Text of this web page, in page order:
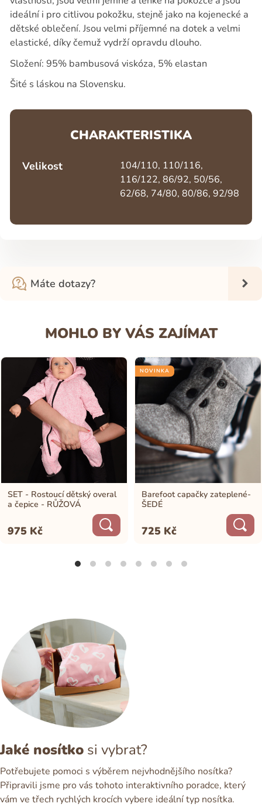
ideální i pro citlivou pokožku, stejně jako na kojenecké a
dětské oblečení. Jsou velmi příjemné na dotek a velmi
elastické, díky čemuž vydrží opravdu dlouho.
Složení: 95% bambusová viskóza, 5% elastan
Šité s láskou na Slovensku.
CHARAKTERISTIKA
Velikost
104/110, 110/116,
116/122, 86/92, 50/56,
62/68, 74/80, 80/86, 92/98
Máte dotazy?
MOHLO BY VÁS ZAJÍMAT
SET - Rostoucí dětský overal
a čepice - RŮŽOVÁ
975 Kč
NOVINKA
Barefoot capačky zateplené-
ŠEDÉ
725 Kč
Jaké nosítko si vybrat?
Potřebujete pomoci s výběrem nejvhodnějšího nosítka?
Připravili jsme pro vás tohoto interaktivního poradce, který
vám ve třech rychlých krocích vybere ideální typ nosítka.